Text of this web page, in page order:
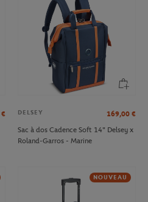
€
DELSEY 169,00 €
Sac à dos Cadence Soft 14" Delsey x
Roland-Garros - Marine
NOUVEAU